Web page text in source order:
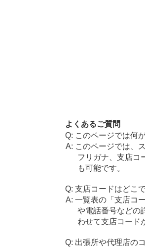
よくあるご質問
このページでは何
このページでは、
フリガナ、支店コ
も可能です。
支店コードはどこ
一覧表の「支店コ
や電話番号などの
わせて支店コード
出張所や代理店の